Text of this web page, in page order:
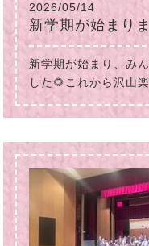
2026/05/14
新学期が始まり
新学期が始まり、み
した🌻これから沢山